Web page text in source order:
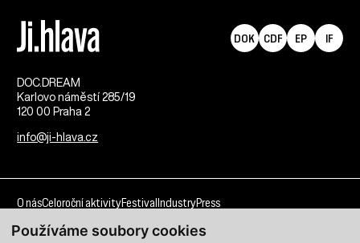
Používáme soubory cookies
DOC.DREAM​
Karlovo náměstí 285/19
120 00 Praha 2
info@ji-hlava.cz
DOK CDF EP IF
O násCeloroční aktivityFestival IndustryPress